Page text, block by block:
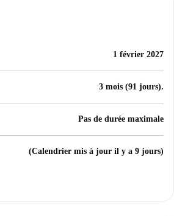
1 février 2027
3 mois (91 jours).
Pas de durée maximale
(Calendrier mis à jour il y a 9 jours)